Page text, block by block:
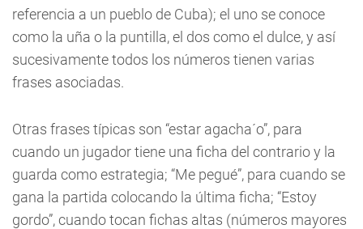
referencia a un pueblo de Cuba); el uno se conoce
como la uña o la puntilla, el dos como el dulce, y así
sucesivamente todos los números tienen varias
frases asociadas.
Otras frases típicas son “estar agacha´o”, para
cuando un jugador tiene una ficha del contrario y la
guarda como estrategia; “Me pegué”, para cuando se
gana la partida colocando la última ficha; “Estoy
gordo”, cuando tocan fichas altas (números mayores